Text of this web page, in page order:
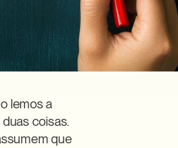
lemos a
coisas.
que